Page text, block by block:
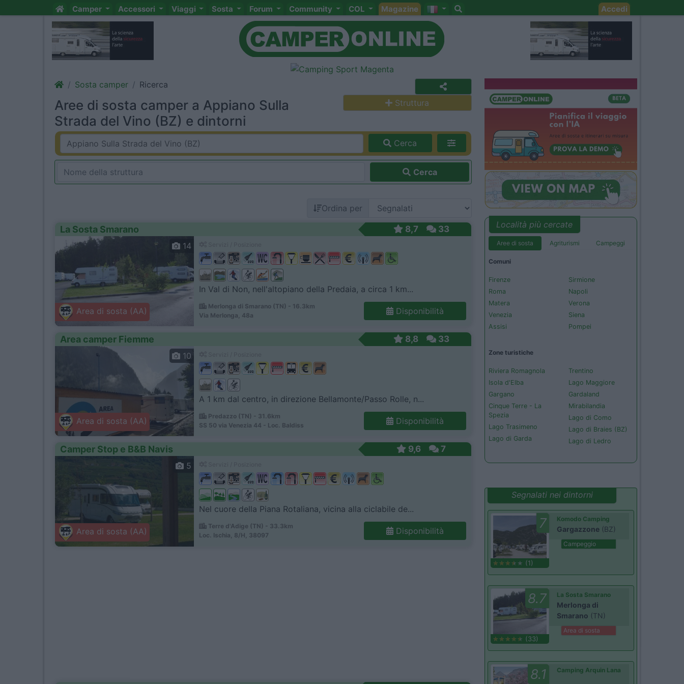
Camper Accessori Viaggi Sosta Forum Community COL Magazine Accedi
Sosta camper Ricerca
Aree di sosta camper a Appiano Sulla
Strada del Vino (BZ) e dintorni
Struttura
Cerca
Cerca
Ordina per
La Sosta Smarano 8,7 33
Area di sosta (AA)
14
In Val di Non, nell'altopiano della Predaia, a circa 1 km...
Merlonga di Smarano (TN) - 16.3km
Via Merlonga, 48a
Disponibilità
Area camper Fiemme 8,8 33
Area di sosta (AA)
10
A 1 km dal centro, in direzione Bellamonte/Passo Rolle, n...
Predazzo (TN) - 31.6km
SS 50 via Venezia 44 - Loc. Baldiss
Disponibilità
Camper Stop e B&B Navis 9,6 7
Area di sosta (AA)
5
Nel cuore della Piana Rotaliana, vicina alla ciclabile de...
Terre d'Adige (TN) - 33.3km
Loc. Ischia, 8/H, 38097
Disponibilità
Località più cercate
Aree di sosta Agriturismi Campeggi
Comuni
Firenze
Roma
Matera
Venezia
Assisi
Sirmione
Napoli
Verona
Siena
Pompei
Zone turistiche
Riviera Romagnola
Isola d'Elba
Gargano
Cinque Terre - La
Spezia
Lago Trasimeno
Lago di Garda
Trentino
Lago Maggiore
Gardaland
Mirabilandia
Lago di Como
Lago di Braies (BZ)
Lago di Ledro
Segnalati nei dintorni
7
(1)
Komodo Camping
Gargazzone (BZ)
Campeggio
8.7
(33)
La Sosta Smarano
Merlonga di
Smarano (TN)
Area di sosta
8.1 Camping Arquin Lana